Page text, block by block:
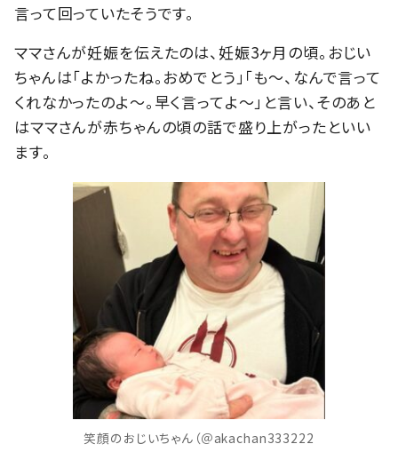
言って回っていたそうです。
ママさんが妊娠を伝えたのは、妊娠3ヶ月の頃。おじい
ちゃんは「よかったね。おめでとう」「も～、なんで言って
くれなかったのよ～。早く言ってよ～」と言い、そのあと
はママさんが赤ちゃんの頃の話で盛り上がったといい
ます。
笑顔のおじいちゃん（＠akachan333222